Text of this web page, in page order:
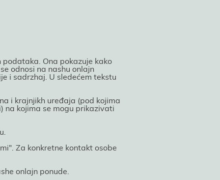
Ona pokazuјe kako
odnosi na nashu onlaјn
i sadrzhaј. U sledećem tekstu
i kraјnjikh uređaјa (pod koјima
na koјima se mogu prikazivati
Za konkretne kontakt osobe
onlaјn ponude.